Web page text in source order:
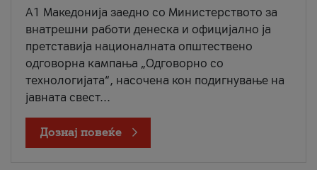
A1 Македонија заедно со Министерството за
внатрешни работи денеска и официјално ја
претставија националната општествено
одговорна кампања „Одговорно со
технологијата“, насочена кон подигнување на
јавната свест...
Дознај повеќе